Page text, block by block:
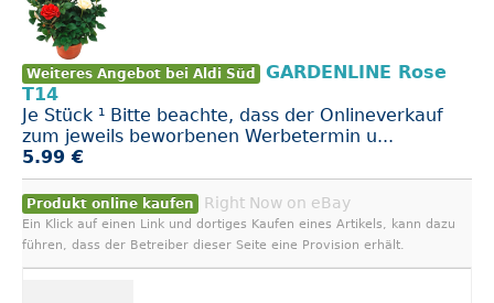
Weiteres Angebot bei Aldi Süd
GARDENLINE Rose
T14
Je Stück ¹ Bitte beachte, dass der Onlineverkauf
zum jeweils beworbenen Werbetermin u...
5.99 €
Produkt online kaufen Right Now on eBay
Ein Klick auf einen Link und dortiges Kaufen eines Artikels, kann dazu
führen, dass der Betreiber dieser Seite eine Provision erhält.